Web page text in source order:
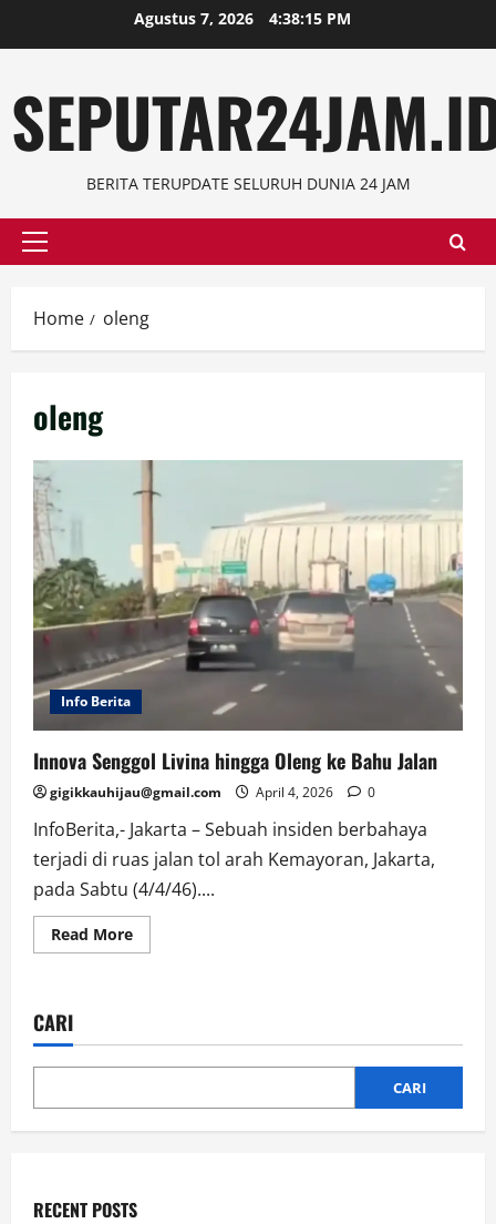
to
Agustus 7, 2026 4:38:16 PM
BERITA TERUPDATE SELURUH DUNIA 24 JAM
Primary
Home oleng
oleng
Info Berita
Innova Senggol Livina hingga Oleng ke Bahu Jalan
gigikkauhijau@gmail.com April 4, 2026 0
InfoBerita,- Jakarta – Sebuah insiden berbahaya
terjadi di ruas jalan tol arah Kemayoran, Jakarta,
pada Sabtu (4/4/46)....
Read MoreRead
more
Oleng
Bahu
CARI
CARI
RECENT POSTS